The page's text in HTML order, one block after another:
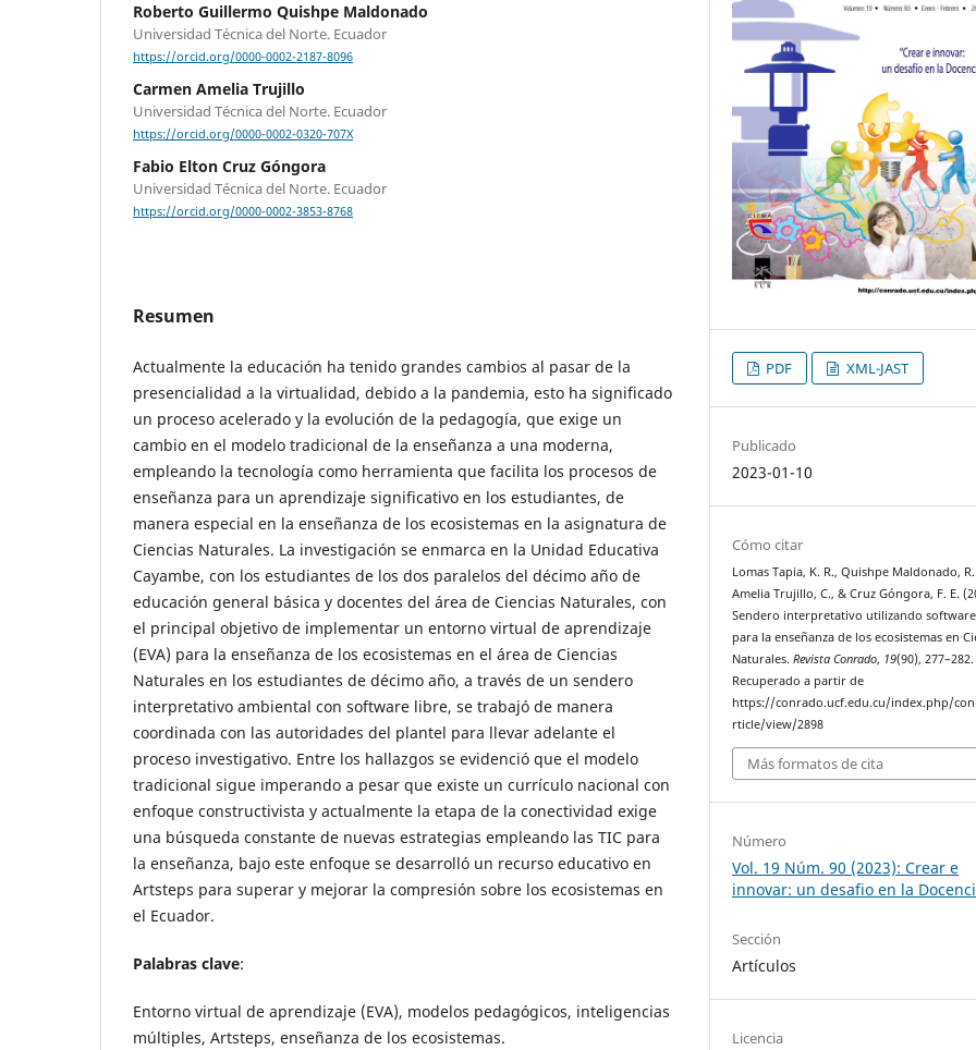
Roberto Guillermo Quishpe Maldonado
Universidad Técnica del Norte. Ecuador
https://orcid.org/0000-0002-2187-8096
Carmen Amelia Trujillo
Universidad Técnica del Norte. Ecuador
https://orcid.org/0000-0002-0320-707X
Fabio Elton Cruz Góngora
Universidad Técnica del Norte. Ecuador
https://orcid.org/0000-0002-3853-8768
Resumen
Actualmente la educación ha tenido grandes cambios al pasar de la
presencialidad a la virtualidad, debido a la pandemia, esto ha significado
un proceso acelerado y la evolución de la pedagogía, que exige un
cambio en el modelo tradicional de la enseñanza a una moderna,
empleando la tecnología como herramienta que facilita los procesos de
enseñanza para un aprendizaje significativo en los estudiantes, de
manera especial en la enseñanza de los ecosistemas en la asignatura de
Ciencias Naturales. La investigación se enmarca en la Unidad Educativa
Cayambe, con los estudiantes de los dos paralelos del décimo año de
educación general básica y docentes del área de Ciencias Naturales, con
el principal objetivo de implementar un entorno virtual de aprendizaje
(EVA) para la enseñanza de los ecosistemas en el área de Ciencias
Naturales en los estudiantes de décimo año, a través de un sendero
interpretativo ambiental con software libre, se trabajó de manera
coordinada con las autoridades del plantel para llevar adelante el
proceso investigativo. Entre los hallazgos se evidenció que el modelo
tradicional sigue imperando a pesar que existe un currículo nacional con
enfoque constructivista y actualmente la etapa de la conectividad exige
una búsqueda constante de nuevas estrategias empleando las TIC para
la enseñanza, bajo este enfoque se desarrolló un recurso educativo en
Artsteps para superar y mejorar la compresión sobre los ecosistemas en
el Ecuador.
Palabras clave:
Entorno virtual de aprendizaje (EVA), modelos pedagógicos, inteligencias
múltiples, Artsteps, enseñanza de los ecosistemas.
PDF XML-JAST
Publicado
2023-01-10
Cómo citar
Lomas Tapia, K. R., Quishpe Maldonado, R.
Amelia Trujillo, C., & Cruz Góngora, F. E.
Sendero interpretativo utilizando
para la enseñanza de los ecosistemas en
Naturales.Revista Conrado, 19(90), 277–282.
Recuperado a partir de
https://conrado.ucf.edu.cu/index.php/
rticle/view/2898
Más formatos de cita
Número
Vol. 19 Núm. 90 (2023): Crear e
innovar: un desafio en la
Sección
Artículos
Licencia